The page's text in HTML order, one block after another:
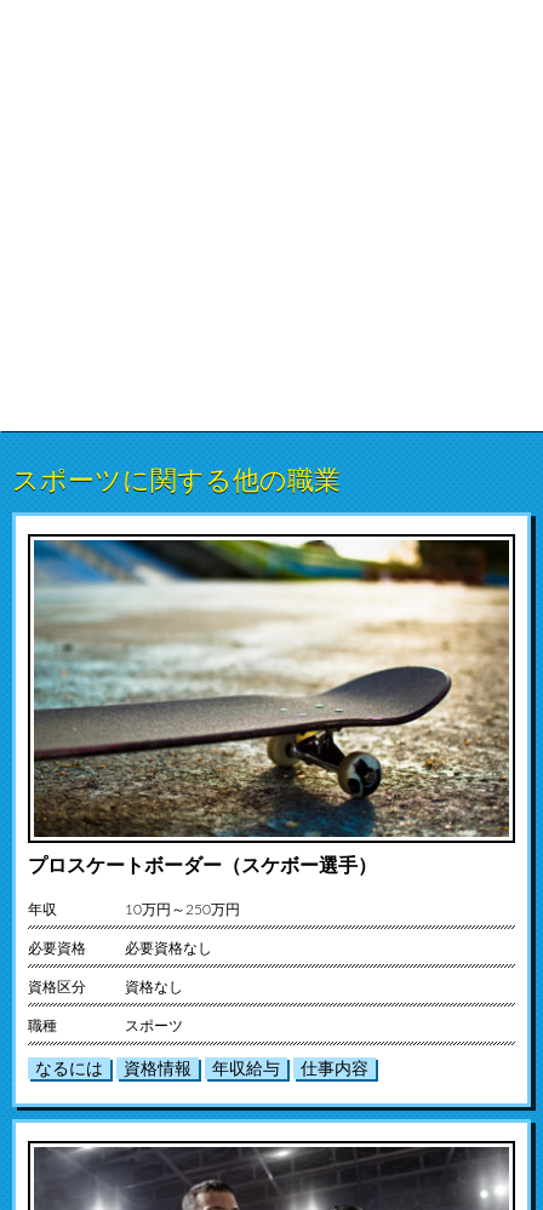
スポーツに関する他の職業
プロスケートボーダー（スケボー選手）
年収 10万円～250万円
必要資格 必要資格なし
資格区分 資格なし
職種 スポーツ
なるには 資格情報 年収給与 仕事内容